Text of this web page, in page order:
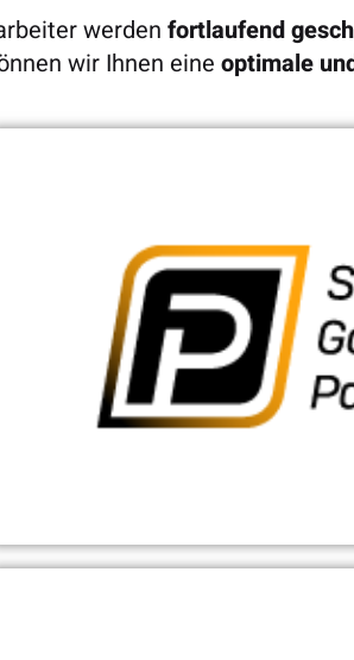
werden fortlaufend
wir Ihnen eine optimale